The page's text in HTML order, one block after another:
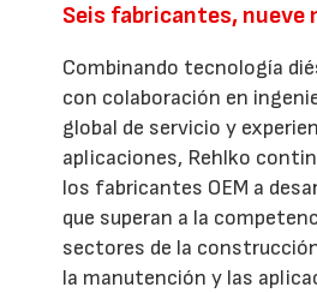
Seis fabricantes, nueve
Combinando tecnología
con colaboración en
global de servicio y
aplicaciones, Rehlko
los fabricantes OEM a
que superan a la
sectores de la
la manutención y las